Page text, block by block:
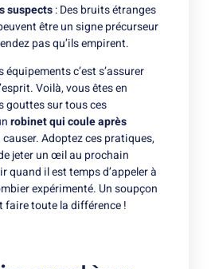
suspects: Des bruits étranges
être un signe précurseur
pas qu’ils empirent.
équipements c’est s’assurer
Voilà, vous êtes en
gouttes sur tous ces
robinet qui coule après
Adoptez ces pratiques,
jeter un œil au prochain
quand il est temps d’appeler à
expérimenté. Un soupçon
faire toute la différence !